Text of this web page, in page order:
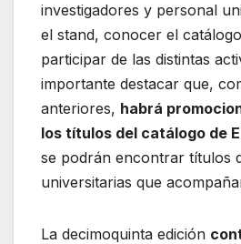
investigadores y personal
el stand, conocer el
participar de las distintas
importante destacar que,
anteriores, habrá
los títulos del catálogo de
se podrán encontrar títulos
universitarias que
La decimoquinta edición